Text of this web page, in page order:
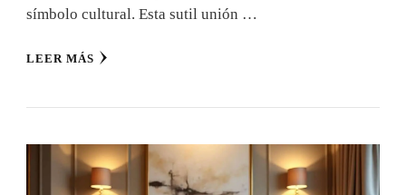
símbolo cultural. Esta sutil unión …
LEER MÁS